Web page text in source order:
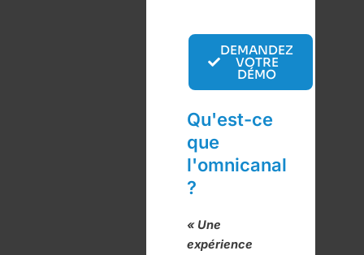
DEMANDEZ
VOTRE
DÉMO
Qu'est-ce
que
l'omnicanal
?
« Une
expérience